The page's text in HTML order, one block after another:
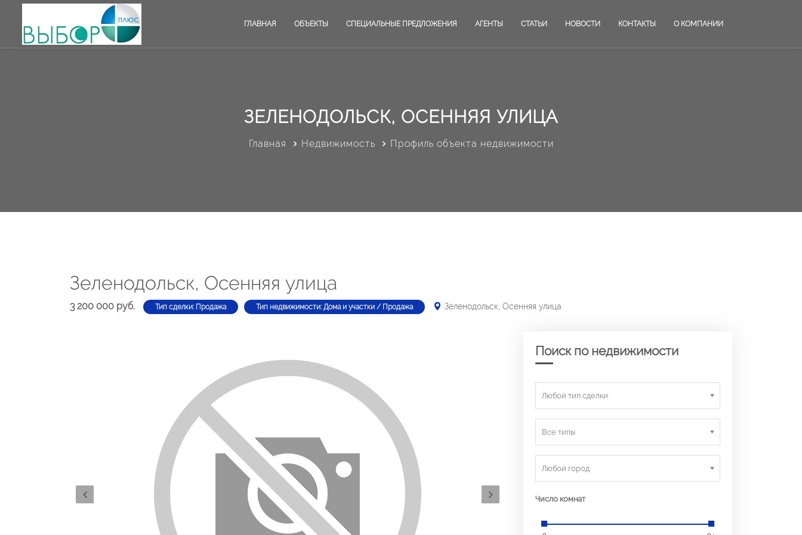
ГЛАВНАЯ ОБЪЕКТЫ СПЕЦИАЛЬНЫЕ ПРЕДЛОЖЕНИЯ АГЕНТЫ СТАТЬИ НОВОСТИ КОНТАКТЫ О КОМПАНИИ
ЗЕЛЕНОДОЛЬСК, ОСЕННЯЯ УЛИЦА
Главная Недвижимость Профиль объекта недвижимости
Зеленодольск, Осенняя улица
3 200 000 руб. Тип сделки: Продажа Тип недвижимости: Дома и участки / Продажа Зеленодольск, Осенняя улица
Поиск по недвижимости
Любой тип сделки
Все типы
Любой город
Число комнат